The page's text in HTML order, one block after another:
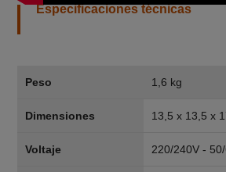
Especificaciones técnicas
Peso 1,6 kg
Dimensiones 13,5 x 13,5 x
Voltaje 220/240V -